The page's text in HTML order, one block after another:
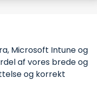
Microsoft Intune og
af vores brede og
og korrekt